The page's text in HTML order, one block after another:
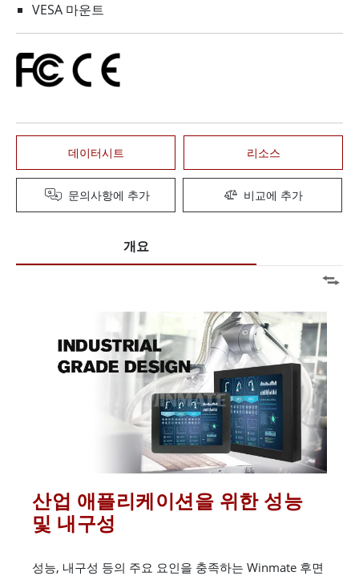
VESA 마운트
데이터시트 리소스
문의사항에 추가 비교에 추가
개요
산업 애플리케이션을 위한 성능
및 내구성
성능, 내구성 등의 주요 요인을 충족하는 Winmate 후면